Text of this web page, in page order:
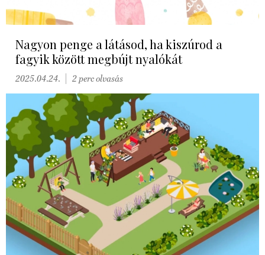
Nagyon penge a látásod, ha kiszúrod a
fagyik között megbújt nyalókát
2025.04.24. 2 perc olvasás